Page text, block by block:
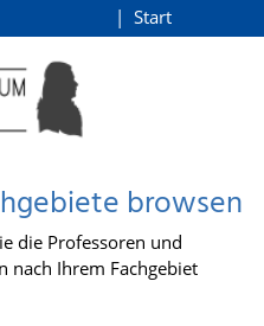
Start
browsen
die Professoren und
nach Ihrem Fachgebiet